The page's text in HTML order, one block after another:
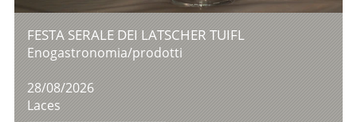
FESTA SERALE DEI LATSCHER TUIFL
Enogastronomia/prodotti
28/08/2026
Laces